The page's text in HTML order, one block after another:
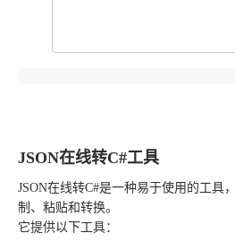
JSON在线转C#工具
JSON在线转C#是一种易于使用的工具
制、粘贴和转换。
它提供以下工具：